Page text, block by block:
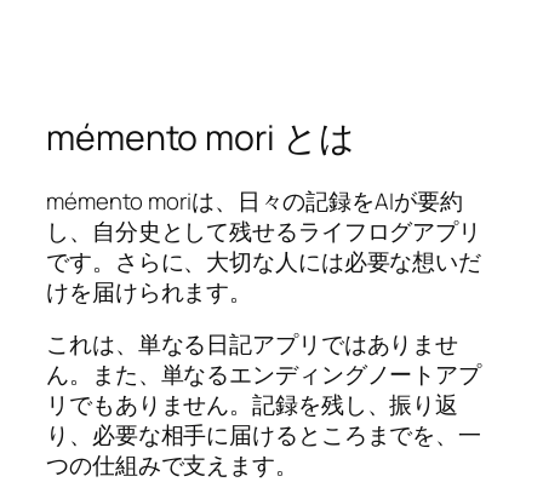
mémento mori とは
mémento moriは、日々の記録をAIが要約
し、自分史として残せるライフログアプリ
です。さらに、大切な人には必要な想いだ
けを届けられます。
これは、単なる日記アプリではありませ
ん。また、単なるエンディングノートアプ
リでもありません。記録を残し、振り返
り、必要な相手に届けるところまでを、一
つの仕組みで支えます。